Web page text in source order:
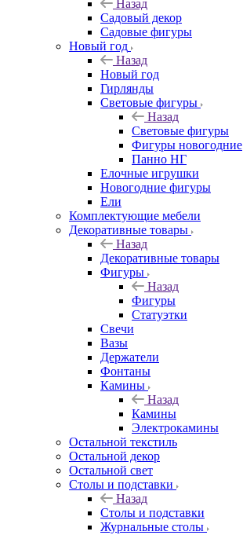
Назад
Садовый декор
Садовые фигуры
Новый год
Назад
Новый год
Гирлянды
Световые фигуры
Назад
Световые фигуры
Фигуры новогодние
Панно НГ
Елочные игрушки
Новогодние фигуры
Ели
Комплектующие мебели
Декоративные товары
Назад
Декоративные товары
Фигуры
Назад
Фигуры
Статуэтки
Свечи
Вазы
Держатели
Фонтаны
Камины
Назад
Камины
Электрокамины
Остальной текстиль
Остальной декор
Остальной свет
Столы и подставки
Назад
Столы и подставки
Журнальные столы